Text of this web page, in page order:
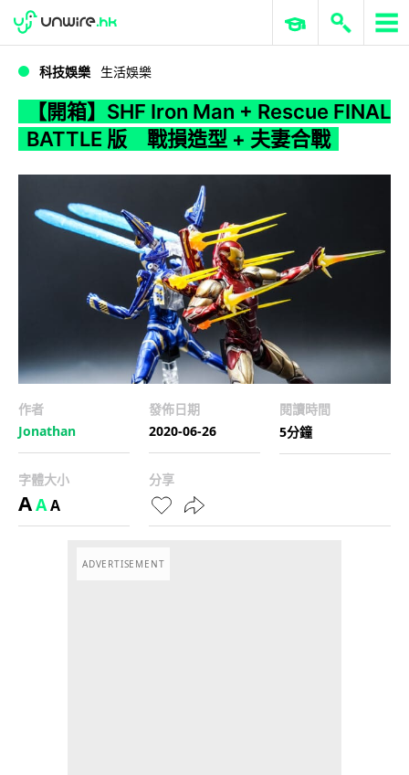
WWDC 2026 ERP 與商業 AI
科技娛樂 生活娛樂
【開箱】SHF Iron Man + Rescue FINAL
BATTLE 版 戰損造型 + 夫妻合戰
作者
Jonathan
發佈日期
2020-06-26
閱讀時間
5分鐘
字體大小
AAA
分享
ADVERTISEMENT